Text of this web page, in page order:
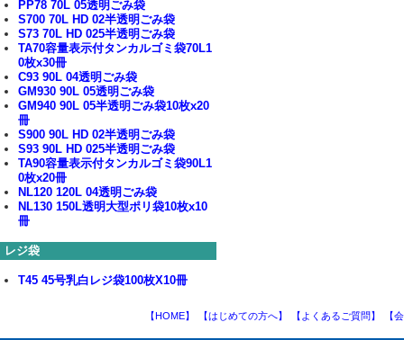
PP78 70L 05透明ごみ袋
S700 70L HD 02半透明ごみ袋
S73 70L HD 025半透明ごみ袋
TA70容量表示付タンカルゴミ袋70L1
0枚x30冊
C93 90L 04透明ごみ袋
GM930 90L 05透明ごみ袋
GM940 90L 05半透明ごみ袋10枚x20
冊
S900 90L HD 02半透明ごみ袋
S93 90L HD 025半透明ごみ袋
TA90容量表示付タンカルゴミ袋90L1
0枚x20冊
NL120 120L 04透明ごみ袋
NL130 150L透明大型ポリ袋10枚x10
冊
レジ袋
T45 45号乳白レジ袋100枚X10冊
【HOME】 【はじめての方へ】 【よくあるご質問】 【